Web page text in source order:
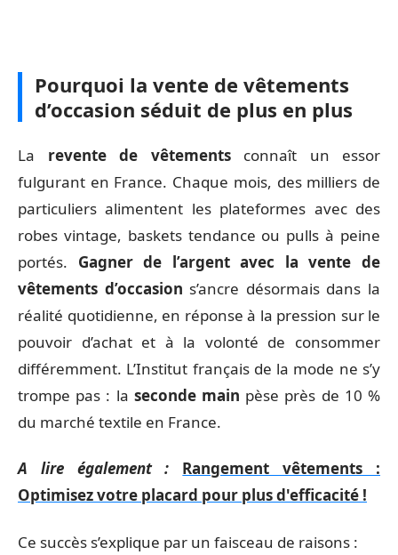
Pourquoi la vente de vêtements
d’occasion séduit de plus en plus
La revente de vêtementsconnaît un essor
fulgurant en France. Chaque mois, des milliers de
particuliers alimentent les plateformes avec des
robes vintage, baskets tendance ou pulls à peine
portés. Gagner de l’argent avec la vente de
vêtements d’occasion s’ancre désormais dans la
réalité quotidienne, en réponse à la pression sur le
pouvoir d’achat et à la volonté de consommer
différemment. L’Institut français de la mode ne s’y
trompe pas : la seconde main pèse près de 10 %
du marché textile en France.
A lire également :
Rangement vêtements :
Optimisez votre placard pour plus d'efficacité !
Ce succès s’explique par un faisceau de raisons :